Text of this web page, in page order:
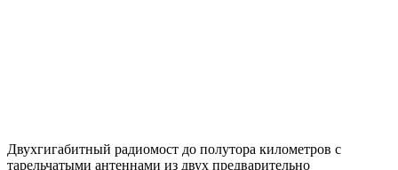
Двухгигабитный радиомост до полутора километров с
тарельчатыми антеннами из двух предварительно